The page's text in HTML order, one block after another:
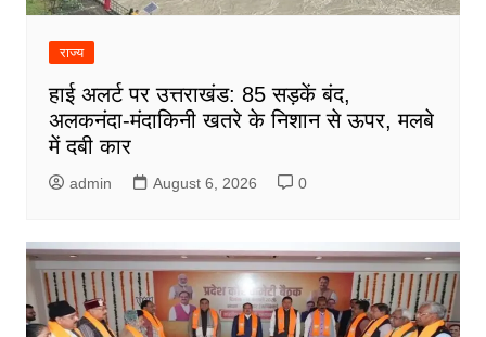
राज्य
हाई अलर्ट पर उत्तराखंड: 85 सड़कें बंद,
अलकनंदा-मंदाकिनी खतरे के निशान से ऊपर, मलबे
में दबी कार
admin August 6, 2026 0